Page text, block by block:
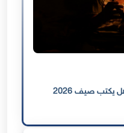
كهرباء عدن تحت مقصلة «العجز»: هل يكتب صيف 2026